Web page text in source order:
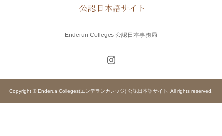
Enderun Colleges 公認日本事務局
Copyright © Enderun Colleges(エンデランカレッジ) 公認日本語サイト. All rights reserved.